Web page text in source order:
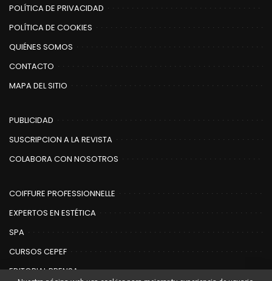
POLÍTICA DE PRIVACIDAD
POLÍTICA DE COOKIES
QUIÉNES SOMOS
CONTACTO
MAPA DEL SITIO
PUBLICIDAD
SUSCRIPCION A LA REVISTA
COLABORA CON NOSOTROS
COIFFURE PROFESSIONNELLE
EXPERTOS EN ESTÉTICA
SPA
CURSOS CEPEF
EDITORIAL PRENSA